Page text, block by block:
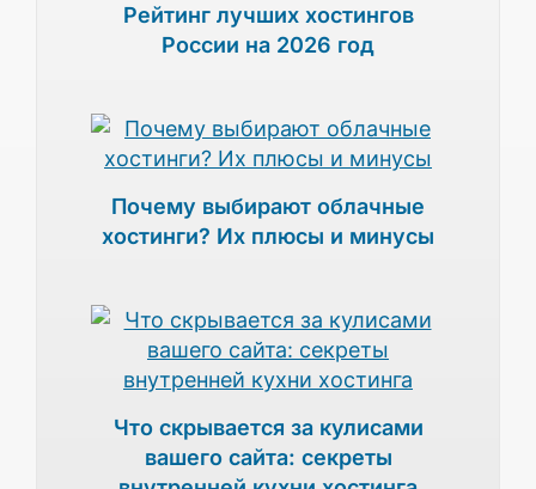
Рейтинг лучших хостингов
России на 2026 год
Почему выбирают облачные
хостинги? Их плюсы и минусы
Что скрывается за кулисами
вашего сайта: секреты